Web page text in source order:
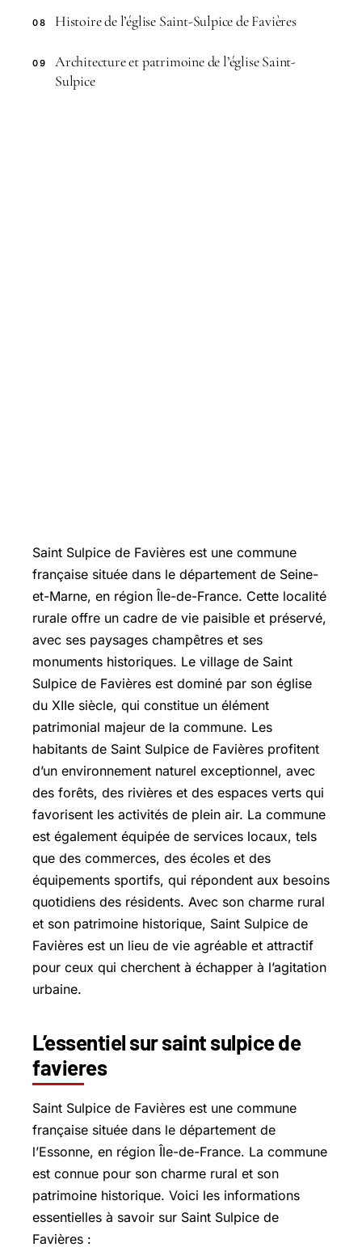
08 Histoire de l’église Saint-Sulpice de Favières
09
Architecture et patrimoine de l’église Saint-
Sulpice
Saint Sulpice de Favières est une commune
française située dans le département de Seine-
et-Marne, en région Île-de-France. Cette localité
rurale offre un cadre de vie paisible et préservé,
avec ses paysages champêtres et ses
monuments historiques. Le village de Saint
Sulpice de Favières est dominé par son église
du XIIe siècle, qui constitue un élément
patrimonial majeur de la commune. Les
habitants de Saint Sulpice de Favières profitent
d’un environnement naturel exceptionnel, avec
des forêts, des rivières et des espaces verts qui
favorisent les activités de plein air. La commune
est également équipée de services locaux, tels
que des commerces, des écoles et des
équipements sportifs, qui répondent aux besoins
quotidiens des résidents. Avec son charme rural
et son patrimoine historique, Saint Sulpice de
Favières est un lieu de vie agréable et attractif
pour ceux qui cherchent à échapper à l’agitation
urbaine.
L’essentiel sur saint sulpice de
favieres
Saint Sulpice de Favières est une commune
française située dans le département de
l’Essonne, en région Île-de-France. La commune
est connue pour son charme rural et son
patrimoine historique. Voici les informations
essentielles à savoir sur Saint Sulpice de
Favières :